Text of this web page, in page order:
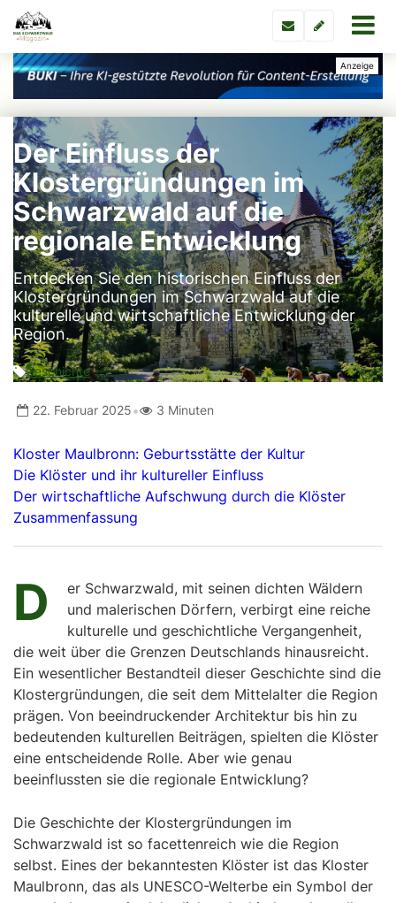
Der Einfluss der
Klostergründungen im
Schwarzwald auf die
regionale Entwicklung
Entdecken Sie den historischen Einfluss der
Klostergründungen im Schwarzwald auf die
kulturelle und wirtschaftliche Entwicklung der
Region.
Geschichte
22. Februar 2025• 3 Minuten
Kloster Maulbronn: Geburtsstätte der Kultur
Die Klöster und ihr kultureller Einfluss
Der wirtschaftliche Aufschwung durch die Klöster
Zusammenfassung
D
er Schwarzwald, mit seinen dichten Wäldern
und malerischen Dörfern, verbirgt eine reiche
kulturelle und geschichtliche Vergangenheit,
die weit über die Grenzen Deutschlands hinausreicht.
Ein wesentlicher Bestandteil dieser Geschichte sind die
Klostergründungen, die seit dem Mittelalter die Region
prägen. Von beeindruckender Architektur bis hin zu
bedeutenden kulturellen Beiträgen, spielten die Klöster
eine entscheidende Rolle. Aber wie genau
beeinflussten sie die regionale Entwicklung?
Die Geschichte der Klostergründungen im
Schwarzwald ist so facettenreich wie die Region
selbst. Eines der bekanntesten Klöster ist das Kloster
Maulbronn, das als UNESCO-Welterbe ein Symbol der